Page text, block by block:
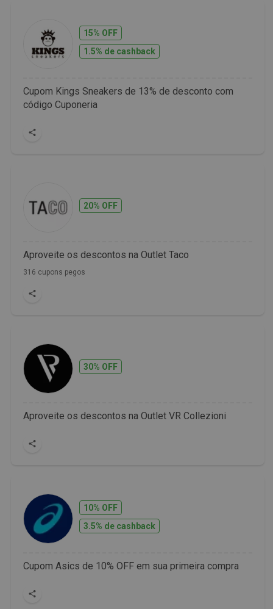
15% OFF
1.5% de cashback
Cupom Kings Sneakers de 13% de desconto com
código Cuponeria
20% OFF
Aproveite os descontos na Outlet Taco
316 cupons pegos
30% OFF
Aproveite os descontos na Outlet VR Collezioni
10% OFF
3.5% de cashback
Cupom Asics de 10% OFF em sua primeira compra